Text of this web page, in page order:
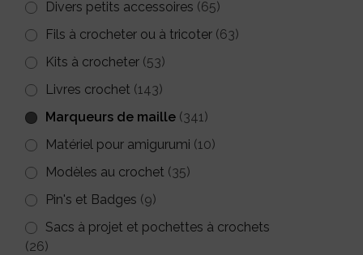
Divers petits accessoires (65)
Fils à crocheter ou à tricoter (63)
Kits à crocheter (53)
Livres crochet (143)
Marqueurs de maille (341)
Matériel pour amigurumi (10)
Modèles au crochet (35)
Pin's et Badges (9)
Sacs à projet et pochettes à crochets
(26)